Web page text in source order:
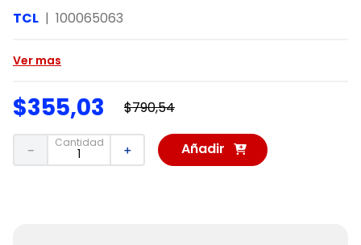
TCL | 100065063
Ver mas
$355,03 $790,54
Cantidad
＋
－ Añadir
al